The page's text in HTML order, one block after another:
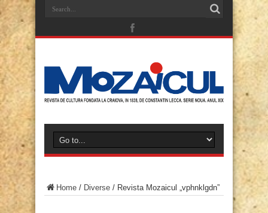
Home / Diverse / Revista Mozaicul „vphnklgdn”